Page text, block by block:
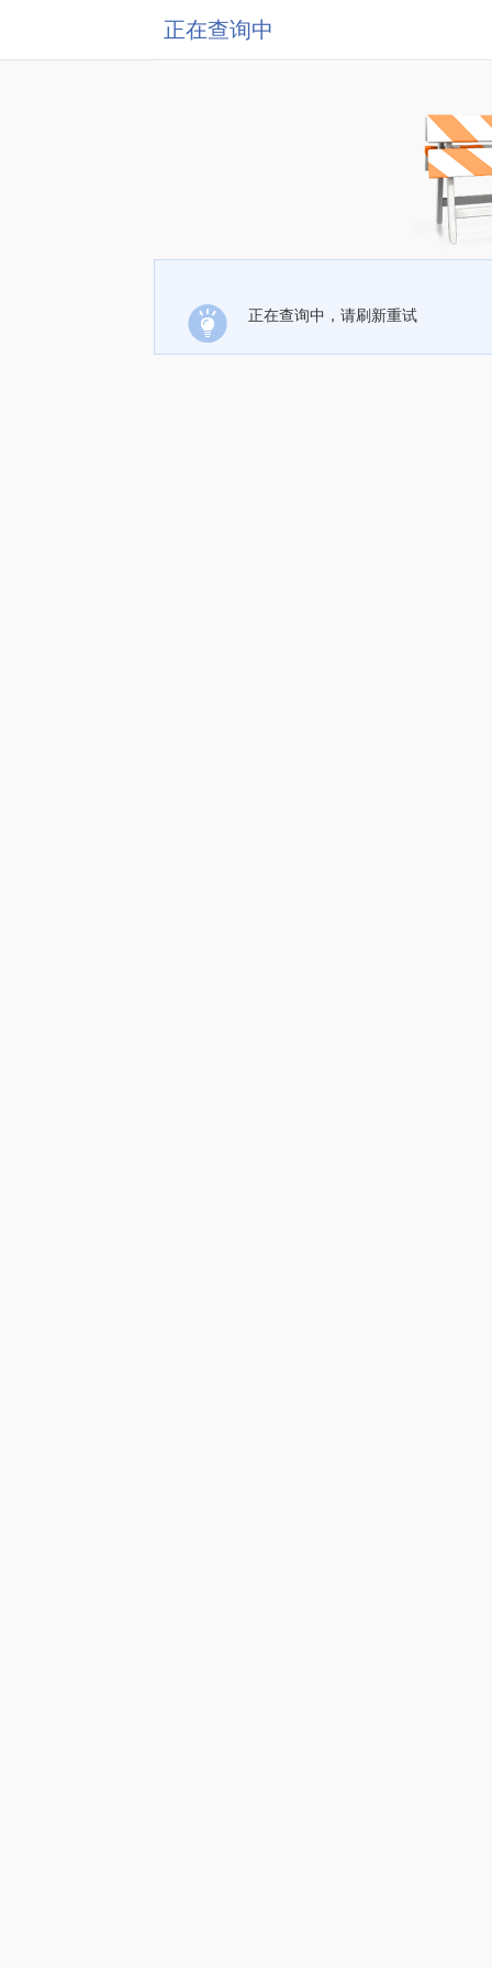
正在查询中
正在查询中，请刷新重试